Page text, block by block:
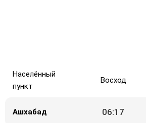
Населённый
пункт
Восход
Ашхабад 06:17